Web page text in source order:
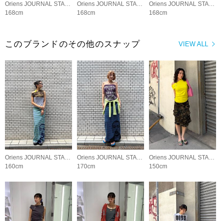
Oriens JOURNAL STANDARD LADYS
168cm
Oriens JOURNAL STANDARD LADYS
168cm
Oriens JOURNAL STANDARD LADYS
168cm
VIEW ALL
このブランドのその他のスナップ
Oriens JOURNAL STANDARD LADYS
160cm
Oriens JOURNAL STANDARD LADYS
170cm
Oriens JOURNAL STANDARD LADYS
150cm